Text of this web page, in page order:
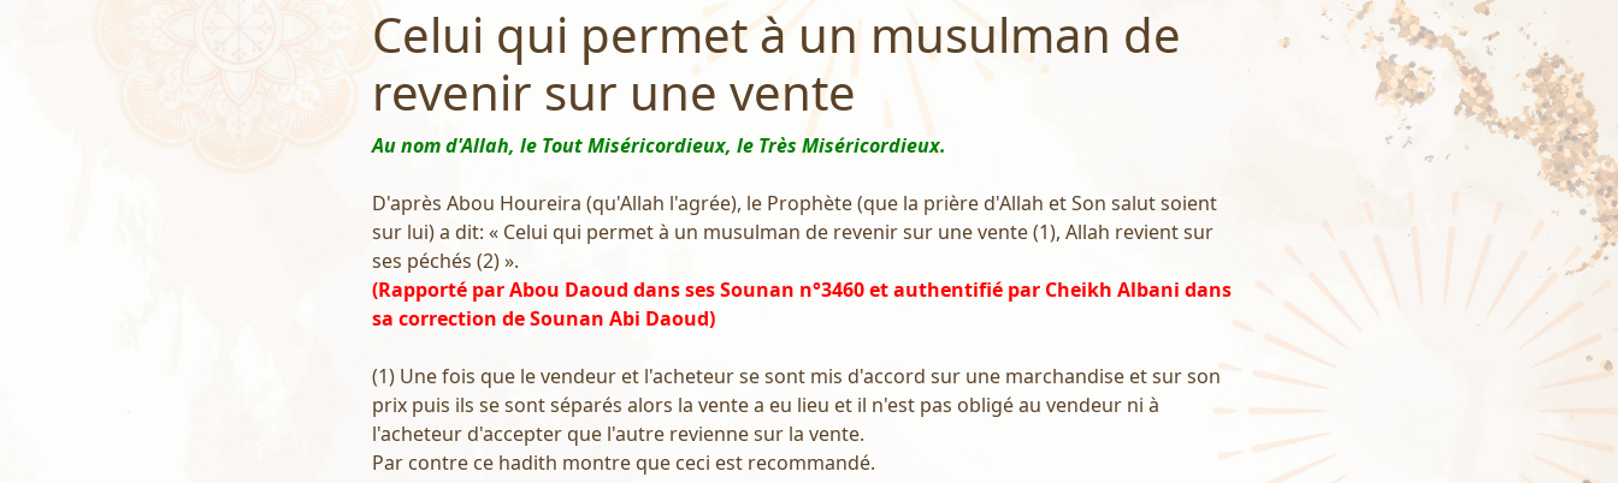
Celui qui permet à un musulman de
revenir sur une vente
Au nom d'Allah, le Tout Miséricordieux, le Très Miséricordieux.
D'après Abou Houreira (qu'Allah l'agrée), le Prophète (que la prière d'Allah et Son salut soient
sur lui) a dit: « Celui qui permet à un musulman de revenir sur une vente (1), Allah revient sur
ses péchés (2) ».
(Rapporté par Abou Daoud dans ses Sounan n°3460 et authentifié par Cheikh Albani dans
sa correction de Sounan Abi Daoud)
(1) Une fois que le vendeur et l'acheteur se sont mis d'accord sur une marchandise et sur son
prix puis ils se sont séparés alors la vente a eu lieu et il n'est pas obligé au vendeur ni à
l'acheteur d'accepter que l'autre revienne sur la vente.
Par contre ce hadith montre que ceci est recommandé.